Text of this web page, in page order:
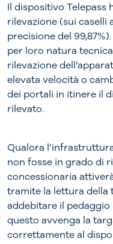
Il dispositivo Telepass
rilevazione (sui caselli
precisione del
per loro natura
rilevazione
elevata velocità o
dei portali in itinere il
rilevato.
Qualora
non fosse in grado di
concessionaria
tramite la lettura della
addebitare il
questo avvenga la
correttamente al